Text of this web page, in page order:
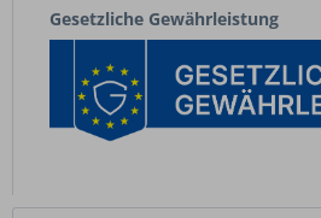
Gesetzliche Gewährleistung